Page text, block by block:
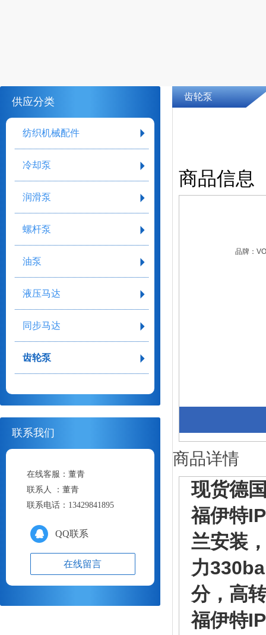
供应分类
纺织机械配件
冷却泵
润滑泵
螺杆泵
油泵
液压马达
同步马达
齿轮泵
联系我们
在线客服：董青
联系人 ：董青
联系电话： 13429841895
QQ联系
在线留言
齿轮泵
商品信息
品牌：
商品详情
现货德
福伊特
兰安装
力
分，高
福伊特